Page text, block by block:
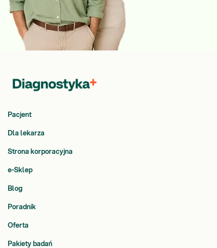
Pacjent
Dla lekarza
Strona korporacyjna
e-Sklep
Blog
Poradnik
Oferta
Pakiety badań